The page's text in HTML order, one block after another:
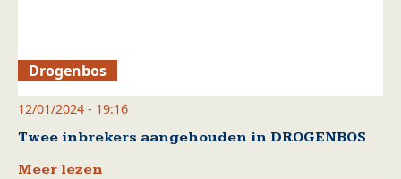
Drogenbos
12/01/2024 - 19:16
Twee inbrekers aangehouden in DROGENBOS
Meer lezen